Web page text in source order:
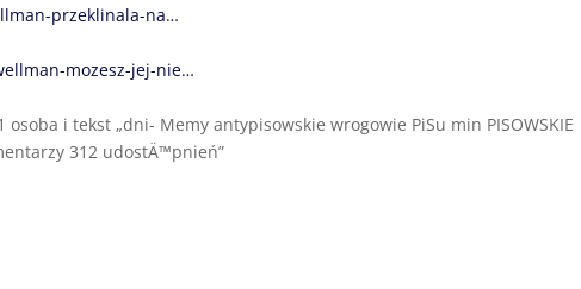
przeklinala-na…
mozesz-jej-nie…